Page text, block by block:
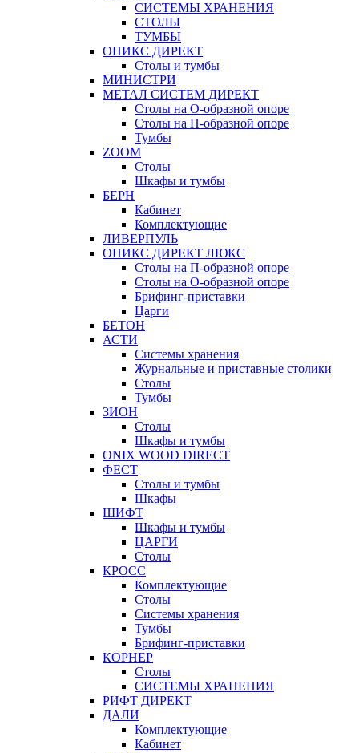
СИСТЕМЫ ХРАНЕНИЯ
СТОЛЫ
ТУМБЫ
ОНИКС ДИРЕКТ
Столы и тумбы
МИНИСТРИ
МЕТАЛ СИСТЕМ ДИРЕКТ
Столы на О-образной опоре
Столы на П-образной опоре
Тумбы
ZOOM
Столы
Шкафы и тумбы
БЕРН
Кабинет
Комплектующие
ЛИВЕРПУЛЬ
ОНИКС ДИРЕКТ ЛЮКС
Столы на П-образной опоре
Столы на О-образной опоре
Брифинг-приставки
Царги
БЕТОН
АСТИ
Системы хранения
Журнальные и приставные столики
Столы
Тумбы
ЗИОН
Столы
Шкафы и тумбы
ONIX WOOD DIRECT
ФЕСТ
Столы и тумбы
Шкафы
ШИФТ
Шкафы и тумбы
ЦАРГИ
Столы
КРОСС
Комплектующие
Столы
Системы хранения
Тумбы
Брифинг-приставки
КОРНЕР
Столы
СИСТЕМЫ ХРАНЕНИЯ
РИФТ ДИРЕКТ
ДАЛИ
Комплектующие
Кабинет